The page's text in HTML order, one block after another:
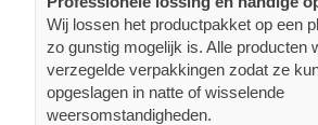
Wij lossen het productpakket op een
zo gunstig mogelijk is. Alle producten
verzegelde verpakkingen zodat ze
opgeslagen in natte of wisselende
weersomstandigheden.